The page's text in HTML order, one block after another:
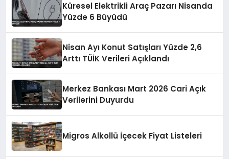
Küresel Elektrikli Araç Pazarı Nisanda
Yüzde 6 Büyüdü
Nisan Ayı Konut Satışları Yüzde 2,6
Arttı TÜİK Verileri Açıklandı
Merkez Bankası Mart 2026 Cari Açık
Verilerini Duyurdu
Migros Alkollü İçecek Fiyat Listeleri